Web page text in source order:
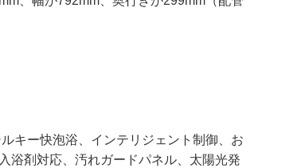
キー快泡浴、インテリジェント制御、お
浴剤対応、汚れガードパネル、太陽光発